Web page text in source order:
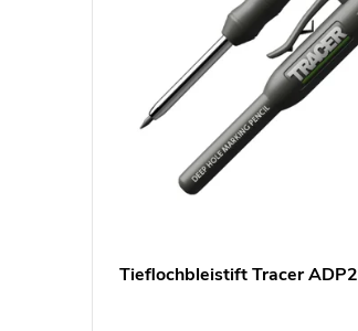
Tieflochbleistift Tracer ADP2